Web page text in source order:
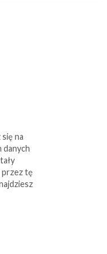
na
danych
przez tę